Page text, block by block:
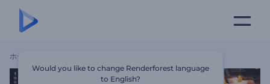
ホーム
Would you like to change Renderforest language
to English?